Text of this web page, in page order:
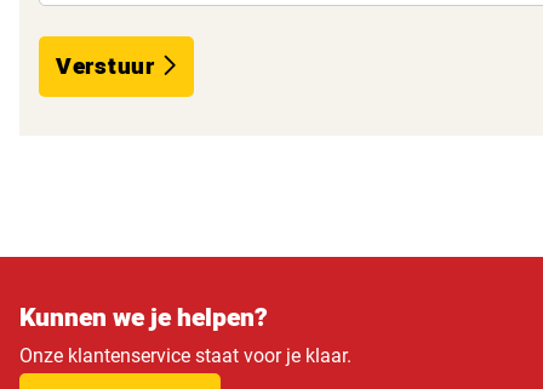
Verstuur
Kunnen we je helpen?
Onze klantenservice staat voor je klaar.